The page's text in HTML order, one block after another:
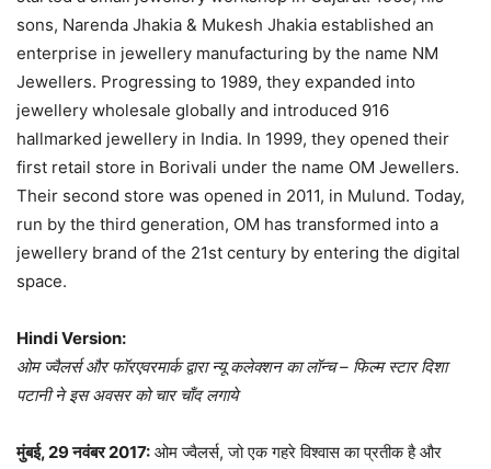
sons, Narenda Jhakia & Mukesh Jhakia established an
enterprise in jewellery manufacturing by the name NM
Jewellers. Progressing to 1989, they expanded into
jewellery wholesale globally and introduced 916
hallmarked jewellery in India. In 1999, they opened their
first retail store in Borivali under the name OM Jewellers.
Their second store was opened in 2011, in Mulund. Today,
run by the third generation, OM has transformed into a
jewellery brand of the 21st century by entering the digital
space.
Hindi Version:
ओम ज्वैलर्स और फॉरएवरमार्क द्वारा न्यू कलेक्शन का लॉन्च – फिल्म स्टार दिशा
पटानी ने इस अवसर को चार चाँद लगाये
मुंबई, 29 नवंबर 2017: ओम ज्वैलर्स, जो एक गहरे विश्वास का प्रतीक है और